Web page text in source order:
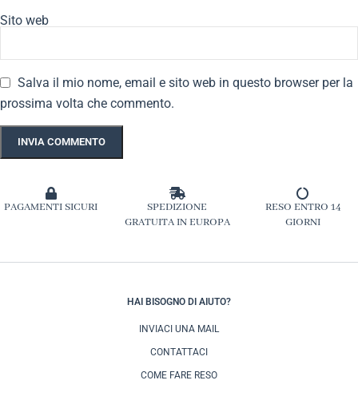
Sito web
Salva il mio nome, email e sito web in questo browser per la
prossima volta che commento.
PAGAMENTI SICURI
SPEDIZIONE
GRATUITA IN EUROPA
RESO ENTRO 14
GIORNI
HAI BISOGNO DI AIUTO?
INVIACI UNA MAIL
CONTATTACI
COME FARE RESO